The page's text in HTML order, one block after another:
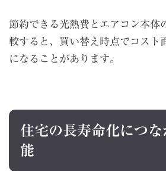
節約できる光熱費とエアコン本体
較すると、買い替え時点でコスト
になることがあります。
住宅の長寿命化につ
能